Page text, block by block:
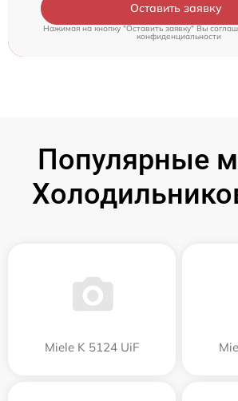
Оставить заявку
Нажимая на кнопку "Оставить заявку" Вы
конфиденциальности
Популярные
Miele K 5124 UiF